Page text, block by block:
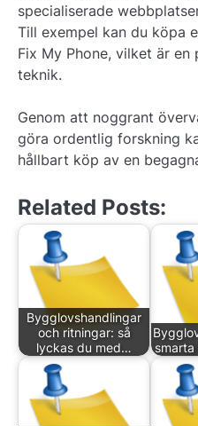
specialiserade
Till exempel kan du köpa
Fix My Phone, vilket är
teknik.
Genom att noggrant
göra ordentlig forskning
hållbart köp av en
Related Posts:
Bygglovshandlingar
och ritningar: så
lyckas du med…